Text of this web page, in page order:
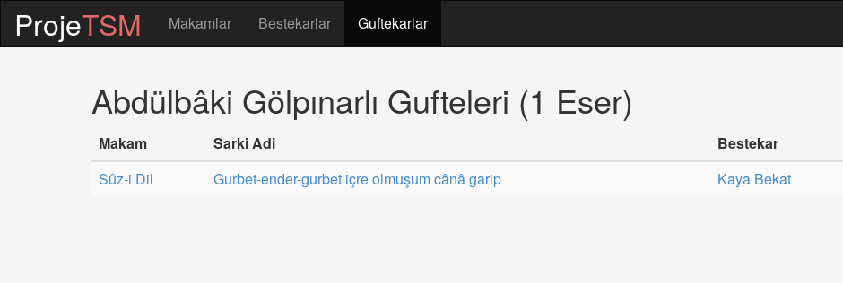
ProjeTSM Makamlar Bestekarlar Guftekarlar
Abdülbâki Gölpınarlı Gufteleri (1 Eser)
Makam Sarki Adi Bestekar
Sûz-i Dil
Gurbet-ender-gurbet içre olmuşum cânâ garip Kaya Bekat